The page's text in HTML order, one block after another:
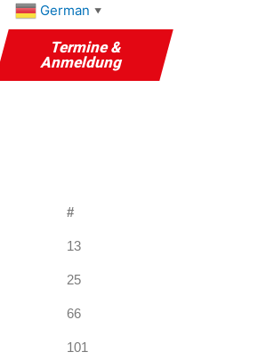
German ▼
Termine &
Anmeldung
#
13
25
66
101